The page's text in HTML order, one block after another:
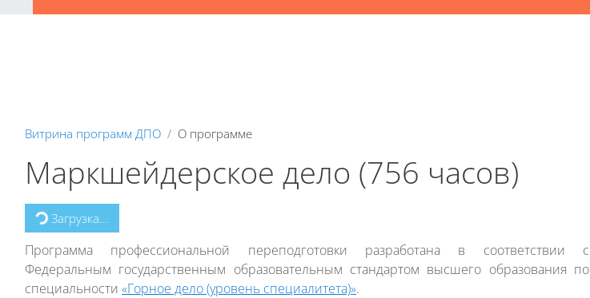
Витрина программ ДПО О программе
Маркшейдерское дело (756 часов)
Загрузка...
Программа профессиональной переподготовки разработана в соответствии с
Федеральным государственным образовательным стандартом высшего образования по
специальности «Горное дело (уровень специалитета)».